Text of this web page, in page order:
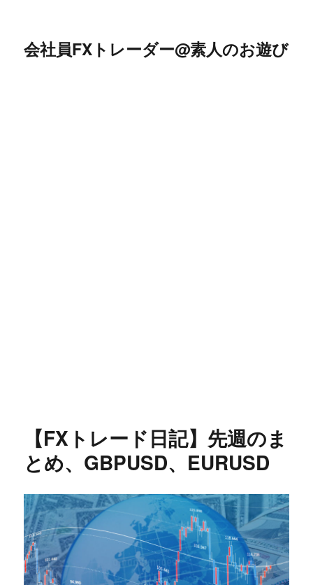
会社員FXトレーダー@素人のお遊び
【FXトレード日記】先週のま
とめ、GBPUSD、EURUSD